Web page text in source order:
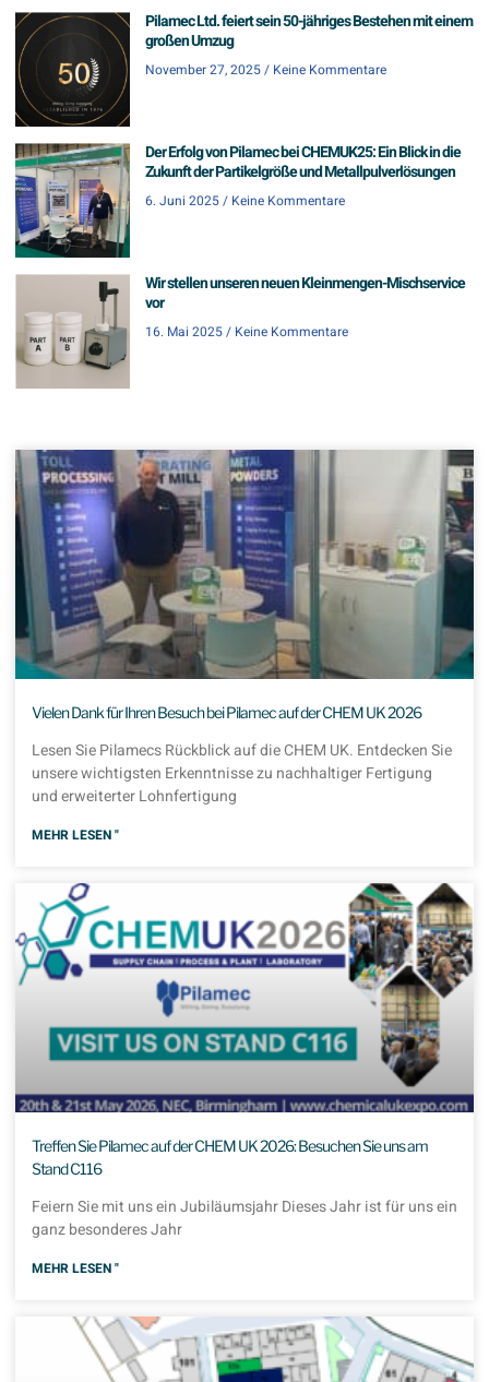
Pilamec Ltd. feiert sein 50-jähriges Bestehen mit einem
großen Umzug
November 27, 2025 Keine Kommentare
Der Erfolg von Pilamec bei CHEMUK25: Ein Blick in die
Zukunft der Partikelgröße und Metallpulverlösungen
6. Juni 2025 Keine Kommentare
Wir stellen unseren neuen Kleinmengen-Mischservice
vor
16. Mai 2025 Keine Kommentare
Vielen Dank für Ihren Besuch bei Pilamec auf der CHEM UK 2026
Lesen Sie Pilamecs Rückblick auf die CHEM UK. Entdecken Sie
unsere wichtigsten Erkenntnisse zu nachhaltiger Fertigung
und erweiterter Lohnfertigung
MEHR LESEN "
Treffen Sie Pilamec auf der CHEM UK 2026: Besuchen Sie uns am
Stand C116
Feiern Sie mit uns ein Jubiläumsjahr Dieses Jahr ist für uns ein
ganz besonderes Jahr
MEHR LESEN "